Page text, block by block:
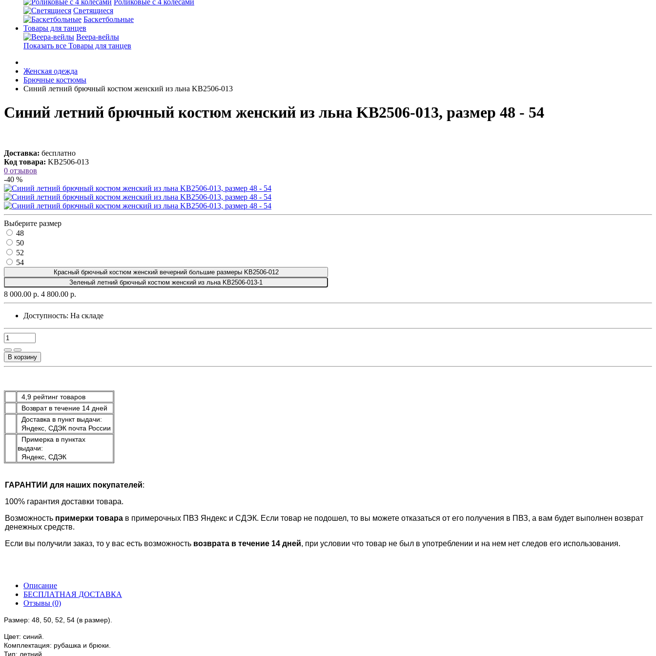
Роликовые с 4 колесами
Светящиеся
Баскетбольные
Товары для танцев
Веера-вейлы
Показать все Товары для танцев
Женская одежда
Брючные костюмы
Синий летний брючный костюм женский из льна KB2506-013
Синий летний брючный костюм женский из льна KB2506-013, размер 48 - 54
Доставка: бесплатно
Код товара: KB2506-013
0 отзывов
-40 %
Выберите размер
48
50
52
54
Красный брючный костюм женский вечерний большие размеры KB2506-012
Зеленый летний брючный костюм женский из льна KB2506-013-1
8 000.00 р. 4 800.00 р.
Доступность: На складе
В корзину
4,9 рейтинг товаров
Возврат в течение 14 дней
Доставка в пункт выдачи:
Яндекс, СДЭК почта России
Примерка в пунктах
выдачи:
Яндекс, СДЭК
ГАРАНТИИ для наших покупателей:
100% гарантия доставки товара.
Возможность примерки товара в примерочных ПВЗ Яндекс и СДЭК. Если товар не подошел, то вы можете отказаться от его получения в ПВЗ, а вам будет выполнен возврат
денежных средств.
Если вы получили заказ, то у вас есть возможность возврата в течение 14 дней, при условии что товар не был в употреблении и на нем нет следов его использования.
Описание
БЕСПЛАТНАЯ ДОСТАВКА
Отзывы (0)
Размер: 48, 50, 52, 54 (в размер).
Цвет: синий.
Комплектация: рубашка и брюки.
Тип: летний.